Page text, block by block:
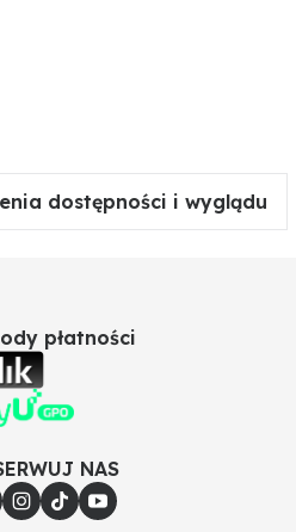
dostępności i wyglądu
płatności
NAS